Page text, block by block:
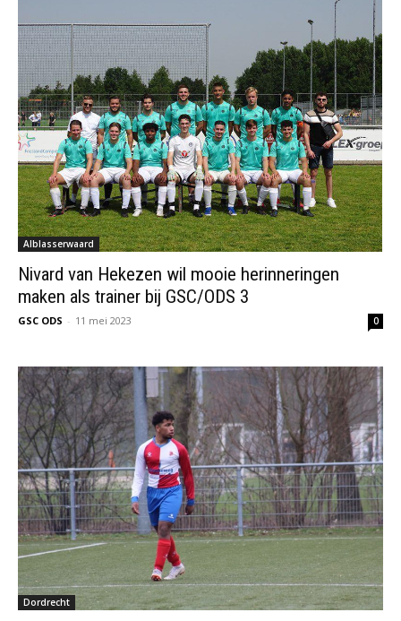
Alblasserwaard
Nivard van Hekezen wil mooie herinneringen
maken als trainer bij GSC/ODS 3
GSC ODS - 11 mei 2023 0
Dordrecht